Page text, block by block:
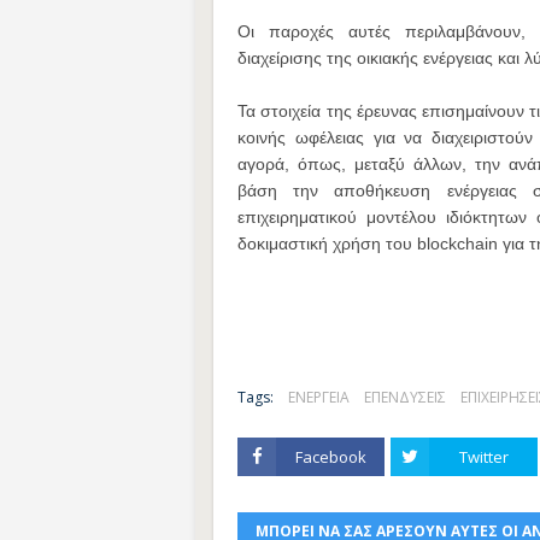
Οι παροχές αυτές περιλαμβάνουν,
διαχείρισης της οικιακής ενέργειας και
Τα στοιχεία της έρευνας επισημαίνουν
κοινής ωφέλειας για να
αγορά, όπως, μεταξύ άλλων, την
βάση την αποθήκευση
επιχειρηματικού μοντέλου
δοκιμαστική χρήση του blockchain για
Tags: ΕΝΕΡΓΕΙΑ ΕΠΕΝΔΥΣΕΙΣ
Facebook Twitter
ΜΠΟΡΕΙ ΝΑ ΣΑΣ ΑΡΕΣΟΥΝ ΑΥΤΕΣ ΟΙ